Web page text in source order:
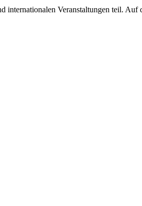
internationalen Veranstaltungen teil.